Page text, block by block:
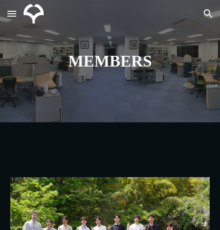
Skip to main content Skip to navigation
MEMBERS